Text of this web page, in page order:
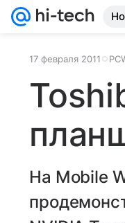
17 февраля 2011
На Mobile